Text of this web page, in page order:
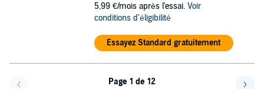
5,99 €/mois après l'essai. Voir
conditions d'éligibilité
Essayez Standard gratuitement
Page 1 de 12